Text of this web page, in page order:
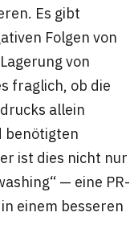
Es gibt
Folgen von
von
fraglich, ob die
allein
benötigten
ist dies nicht nur
— eine PR-
einem besseren